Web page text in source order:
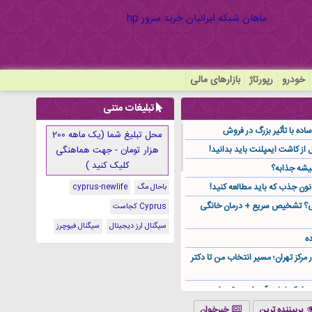
خودرو رپورتاژ بازارهای مالی
با تأثیر بزرگ در فروش
جذابه؟
جذب که باید مطالعه کنید!
تشخیص سریع + درمان خانگی
مرکز تهران؛ مسیر انتخاب من تا دکتر
کجا باید آن را مستقیم از
تبلیغات متنی
محل تبلیغ شما (یک ماهه 200
هزار تومان - جهت هماهنگی
کلیک کنید )
باحال مگ
cyprus-newlife
Cyprus کجاست
سیگنال ارز دیجیتال
سیگنال فیوچرز